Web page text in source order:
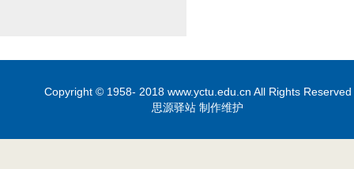
Copyright © 1958- 2018 www.yctu.edu.cn All Rights Reserved
思源驿站 制作维护